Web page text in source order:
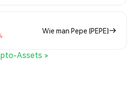
Wie man Pepe (PEPE)
Assets >